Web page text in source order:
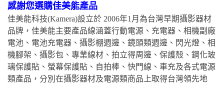
感謝您選購佳美能產品
佳美能科技(Kamera)設立於 2006年1月為台灣早期攝影器材
品牌，佳美能主要產品線涵蓋行動電源、充電器、相機副廠
電池、電池充電器、攝影棚週邊、鏡頭類週邊、閃光燈、相
機腳架、攝影包、專業線材、拍立得周邊、保護殼、鋼化玻
璃保護貼、螢幕保護貼、自拍棒、快門線、車充及各式電源
類產品，分別在攝影器材及電源類商品上取得台灣領先地